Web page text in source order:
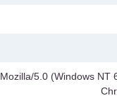
Mozilla/5.0 (Windows NT